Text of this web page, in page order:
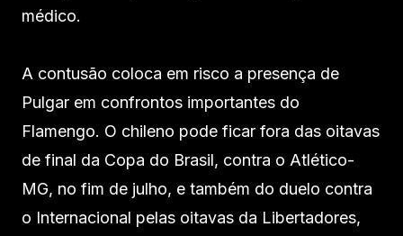
médico.
A contusão coloca em risco a presença de
Pulgar em confrontos importantes do
Flamengo. O chileno pode ficar fora das oitavas
de final da Copa do Brasil, contra o Atlético-
MG, no fim de julho, e também do duelo contra
o Internacional pelas oitavas da Libertadores,